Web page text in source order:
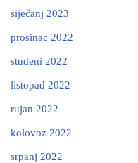
siječanj 2023
prosinac 2022
studeni 2022
listopad 2022
rujan 2022
kolovoz 2022
srpanj 2022